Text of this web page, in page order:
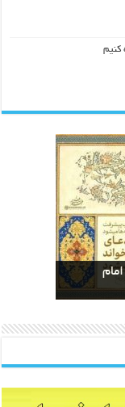
کنیم
The
Divine
به ائمه
قدس
هنرمند
در
کشور